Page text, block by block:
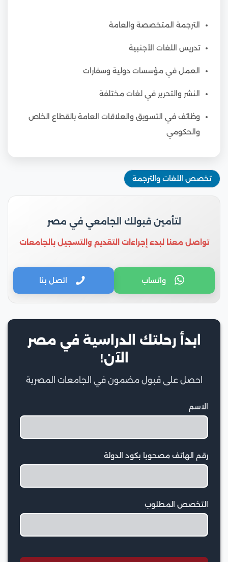
الترجمة المتخصصة والعامة
تدريس اللغات الأجنبية
العمل في مؤسسات دولية وسفارات
النشر والتحرير في لغات مختلفة
وظائف في التسويق والعلاقات العامة بالقطاع الخاص
والحكومي
تخصص اللغات والترجمة
لتأمين قبولك الجامعي في مصر
تواصل معنا لبدء إجراءات التقديم والتسجيل بالجامعات
واتساب اتصل بنا
ابدأ رحلتك الدراسية في مصر
الآن!
احصل على قبول مضمون في الجامعات المصرية
الاسم
رقم الهاتف مصحوبا بكود الدولة
التخصص المطلوب